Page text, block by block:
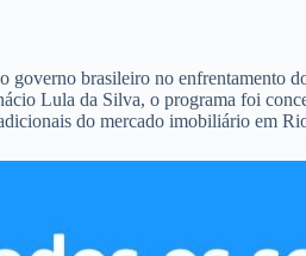
brasileiro no enfrentamento
Lula da Silva, o programa foi
do mercado imobiliário em